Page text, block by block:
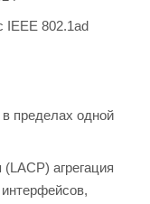
IEEE 802.1ad
пределах одной
агрегация